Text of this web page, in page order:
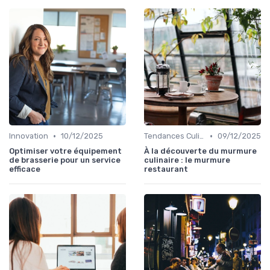
Innovation • 10/12/2025
Optimiser votre équipement
de brasserie pour un service
efficace
Tendances Culinaire • 09/12/2025
À la découverte du murmure
culinaire : le murmure
restaurant